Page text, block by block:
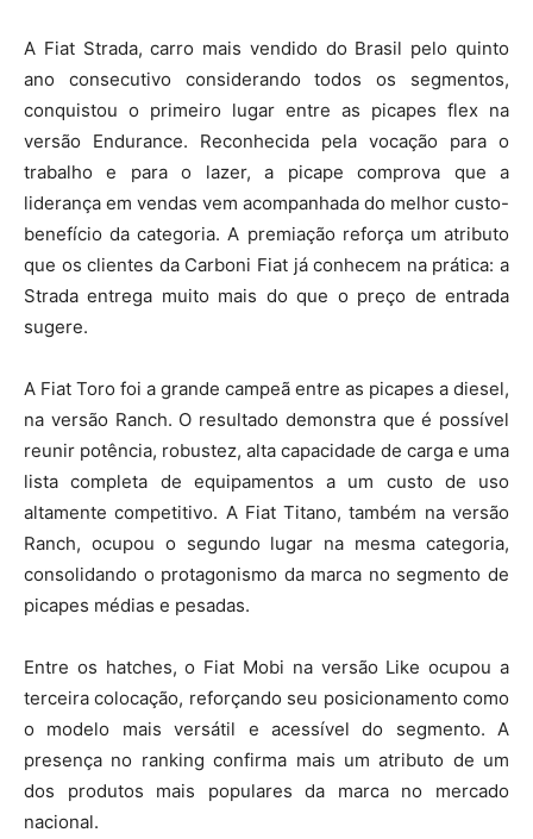
A Fiat Strada, carro mais vendido do Brasil pelo quinto
ano consecutivo considerando todos os segmentos,
conquistou o primeiro lugar entre as picapes flex na
versão Endurance. Reconhecida pela vocação para o
trabalho e para o lazer, a picape comprova que a
liderança em vendas vem acompanhada do melhor custo-
benefício da categoria. A premiação reforça um atributo
que os clientes da Carboni Fiat já conhecem na prática: a
Strada entrega muito mais do que o preço de entrada
sugere.
A Fiat Toro foi a grande campeã entre as picapes a diesel,
na versão Ranch. O resultado demonstra que é possível
reunir potência, robustez, alta capacidade de carga e uma
lista completa de equipamentos a um custo de uso
altamente competitivo. A Fiat Titano, também na versão
Ranch, ocupou o segundo lugar na mesma categoria,
consolidando o protagonismo da marca no segmento de
picapes médias e pesadas.
Entre os hatches, o Fiat Mobi na versão Like ocupou a
terceira colocação, reforçando seu posicionamento como
o modelo mais versátil e acessível do segmento. A
presença no ranking confirma mais um atributo de um
dos produtos mais populares da marca no mercado
nacional.